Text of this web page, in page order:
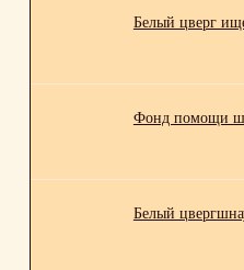
Белый цверг
Фонд помощи
Белый